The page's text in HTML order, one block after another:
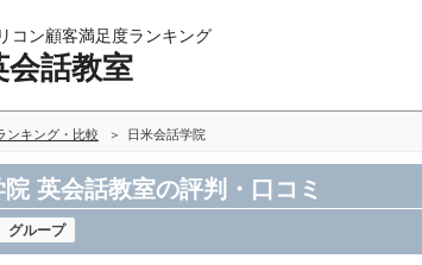
コン顧客満足度ランキング
会話教室
ンキング・比較 日米会話学院
院 英会話教室の評判・口コミ
グループ